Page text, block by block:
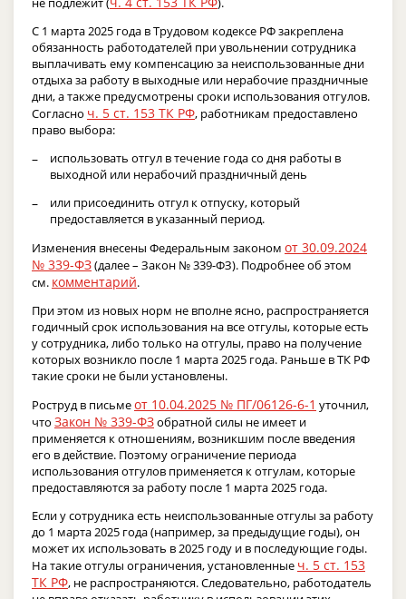
С 1 марта 2025 года в Трудовом кодексе РФ закреплена
обязанность работодателей при увольнении сотрудника
выплачивать ему компенсацию за неиспользованные дни
отдыха за работу в выходные или нерабочие праздничные
дни, а также предусмотрены сроки использования отгулов.
Согласно ч. 5 ст. 153 ТК РФ, работникам предоставлено
право выбора:
использовать отгул в течение года со дня работы в
выходной или нерабочий праздничный день
или присоединить отгул к отпуску, который
предоставляется в указанный период.
Изменения внесены Федеральным законом от 30.09.2024
№ 339-ФЗ(далее – Закон № 339-ФЗ). Подробнее об этом
см. комментарий.
При этом из новых норм не вполне ясно, распространяется
годичный срок использования на все отгулы, которые есть
у сотрудника, либо только на отгулы, право на получение
которых возникло после 1 марта 2025 года. Раньше в ТК РФ
такие сроки не были установлены.
Роструд в письмеот 10.04.2025 № ПГ/06126-6-1 уточнил,
что Закон № 339-ФЗобратной силы не имеет и
применяется к отношениям, возникшим после введения
его в действие. Поэтому ограничение периода
использования отгулов применяется к отгулам, которые
предоставляются за работу после 1 марта 2025 года.
Если у сотрудника есть неиспользованные отгулы за работу
до 1 марта 2025 года (например, за предыдущие годы), он
может их использовать в 2025 году и в последующие годы.
На такие отгулы ограничения, установленные ч. 5 ст. 153
ТК РФ, не распространяются. Следовательно, работодатель